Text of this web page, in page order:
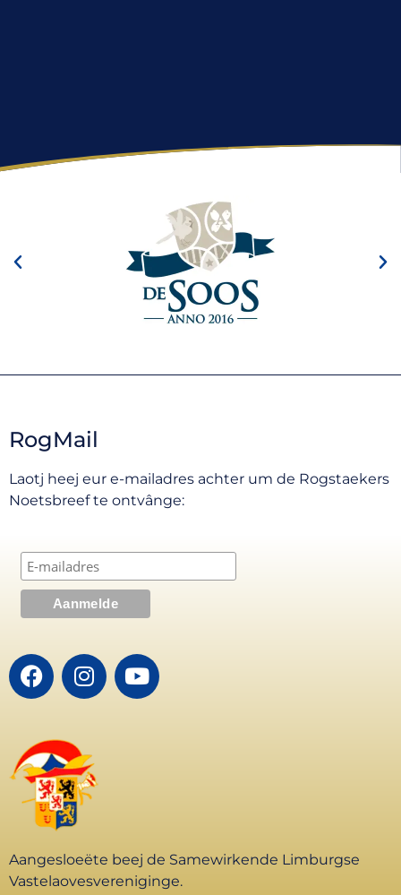
RogMail
Laotj heej eur e-mailadres achter um de Rogstaekers
Noetsbreef te ontvânge:
Aangesloeëte beej de Samewirkende Limburgse
Vastelaovesvereniginge.